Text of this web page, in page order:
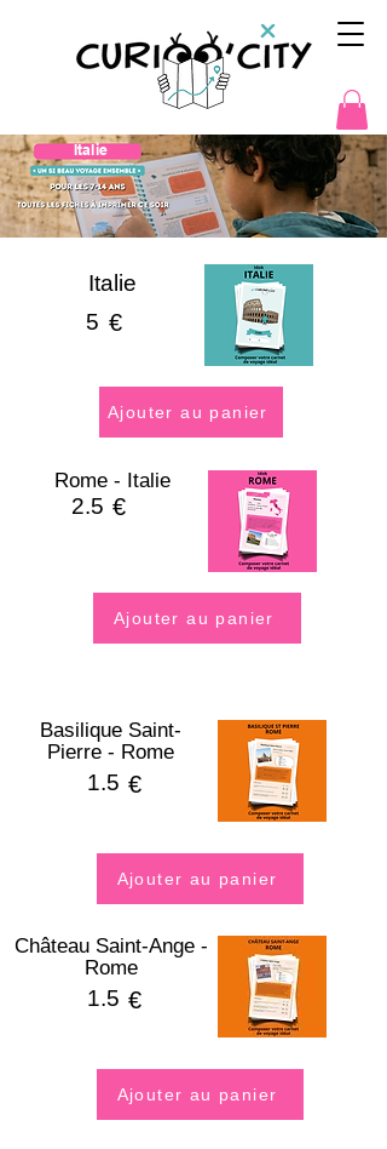
Italie
5
Italie
€
Ajouter au panier
Rome - Italie
2.5 €
Ajouter au panier
Basilique Saint-
Pierre - Rome
1.5 €
Ajouter au panier
Château Saint-Ange -
Rome
1.5 €
Ajouter au panier